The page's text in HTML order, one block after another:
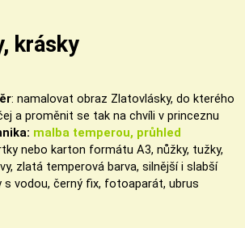
krásky
: namalovat obraz Zlatovlásky, do kterého
a proměnit se tak na chvíli v princeznu
malba temperou, průhled
nebo karton formátu A3, nůžky, tužky,
zlatá temperová barva, silnější i slabší
s vodou, černý fix, fotoaparát, ubrus